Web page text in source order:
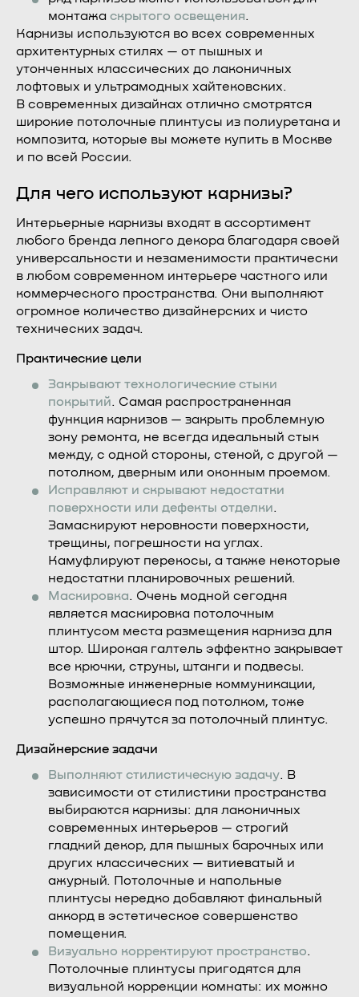
монтажа скрытого освещения.
Карнизы используются во всех современных
архитектурных стилях — от пышных и
утонченных классических до лаконичных
лофтовых и ультрамодных хайтековских.
В современных дизайнах отлично смотрятся
широкие потолочные плинтусы из полиуретана и
композита, которые вы можете купить в Москве
и по всей России.
Для чего используют карнизы?
Интерьерные карнизы входят в ассортимент
любого бренда лепного декора благодаря своей
универсальности и незаменимости практически
в любом современном интерьере частного или
коммерческого пространства. Они выполняют
огромное количество дизайнерских и чисто
технических задач.
Практические цели
Закрывают технологические стыки
покрытий. Самая распространенная
функция карнизов — закрыть проблемную
зону ремонта, не всегда идеальный стык
между, с одной стороны, стеной, с другой —
потолком, дверным или оконным проемом.
Исправляют и скрывают недостатки
поверхности или дефекты отделки.
Замаскируют неровности поверхности,
трещины, погрешности на углах.
Камуфлируют перекосы, а также некоторые
недостатки планировочных решений.
Маскировка. Очень модной сегодня
является маскировка потолочным
плинтусом места размещения карниза для
штор. Широкая галтель эффектно закрывает
все крючки, струны, штанги и подвесы.
Возможные инженерные коммуникации,
располагающиеся под потолком, тоже
успешно прячутся за потолочный плинтус.
Дизайнерские задачи
Выполняют стилистическую задачу. В
зависимости от стилистики пространства
выбираются карнизы: для лаконичных
современных интерьеров — строгий
гладкий декор, для пышных барочных или
других классических — витиеватый и
ажурный. Потолочные и напольные
плинтусы нередко добавляют финальный
аккорд в эстетическое совершенство
помещения.
Визуально корректируют пространство.
Потолочные плинтусы пригодятся для
визуальной коррекции комнаты: их можно